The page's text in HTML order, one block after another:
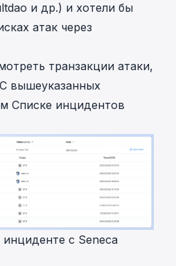
и др.) и хотели бы
атак через
транзакции атаки,
вышеуказанных
Списке инцидентов
с Seneca